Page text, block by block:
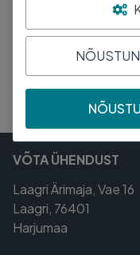
VÕTA ÜHENDUST
Laagri Ärimaja, Vae 16
Laagri, 76401
Harjumaa